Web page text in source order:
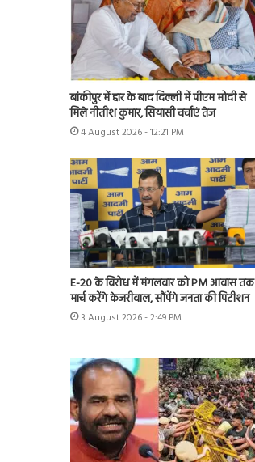
बांकीपुर में हार के बाद दिल्ली में पीएम मोदी से
मिले नीतीश कुमार, सियासी चर्चाएं तेज
4 August 2026 - 12:21 PM
E-20 के विरोध में मंगलवार को PM आवास तक
मार्च करेंगे केजरीवाल, सौंपेंगे जनता की पिटीशन
3 August 2026 - 2:49 PM